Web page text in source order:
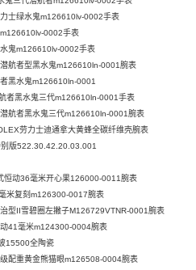
士绿水鬼m126610lv-0002手表
0002手表
鬼m126610lv-0002手表
航者型黑水鬼m126610ln-0001腕表
黑水鬼m126610ln-0001
者黑水鬼三代m126610ln-0001手表
航者黑水鬼三代m126610ln-0001腕表
劳力士迪通拿大黄蜂全碳纤维壳腕表
版522.30.42.20.03.001
恒动36毫米开心果126000-0011腕表
米复刻m126300-0017腕表
型II雪碧圈左撇子M126729VTNR-0001腕表
41毫米m124300-0004腕表
15500全陶瓷
配重黄金熊猫眼m126508-0004腕表